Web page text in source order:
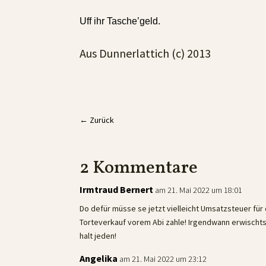
Uff ihr Tasche’geld.
Aus Dunnerlattich (c) 2013
← Zurück
2 Kommentare
Irmtraud Bernert am 21. Mai 2022 um 18:01
Do defür müsse se jetzt vielleicht Umsatzsteuer für
Torteverkauf vorem Abi zahle! Irgendwann
halt jeden!
Angelika am 21. Mai 2022 um 23:12